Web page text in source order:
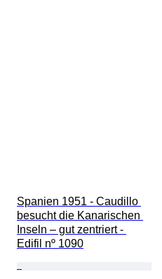
Spanien 1951 - Caudillo
besucht die Kanarischen
Inseln – gut zentriert -
Edifil nº 1090